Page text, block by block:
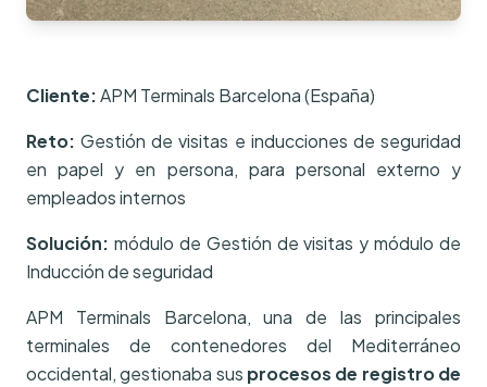
Cliente:APM Terminals Barcelona (España)
Reto: Gestión de visitas e inducciones de seguridad
en papel y en persona, para personal externo y
empleados internos
Solución: módulo de Gestión de visitas y módulo de
Inducción de seguridad
APM Terminals Barcelona, una de las principales
terminales de contenedores del Mediterráneo
occidental, gestionaba sus procesos de registro de